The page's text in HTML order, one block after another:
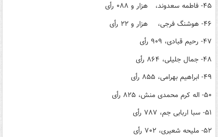
۴۵- فاطمه سعدوند، هزار و ۰۸۸ رأی
۴۶- هوشنگ فرجی، هزار و ۲۲ رأی
۴۷- رحیم قبادی، ۹۰۹ رأی
۴۸- جمال جلیلی، ۸۶۴ رأی
۴۹- ابراهیم بهرامی، ۸۵۵ رأی
۵۰- اله کرم محمدی منش، ۸۲۵ رأی
۵۱- سبا اربابی جم، ۷۸۷ رأی
۵۲- ملیحه شعیری، ۷۰۲ رأی